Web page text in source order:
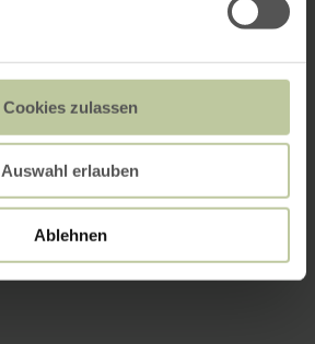
Cookies zulassen
Auswahl erlauben
Ablehnen